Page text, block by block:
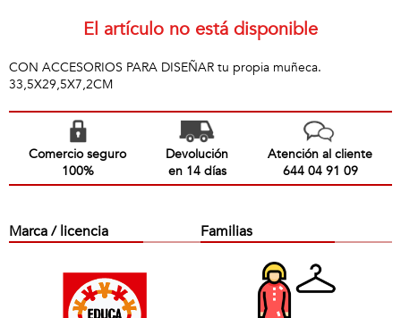
El artículo no está disponible
CON ACCESORIOS PARA DISEÑAR tu propia muñeca.
33,5X29,5X7,2CM
Comercio seguro
100%
Devolución
en 14 días
Atención al cliente
644 04 91 09
Marca / licencia Familias